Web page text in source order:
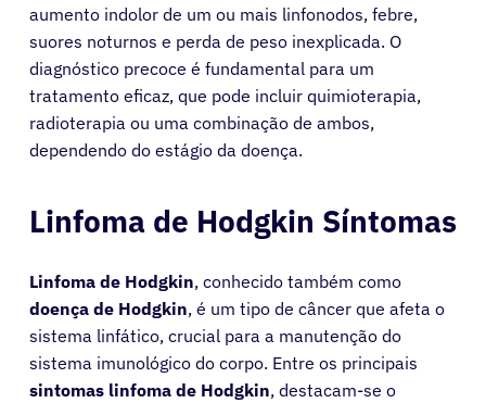
aumento indolor de um ou mais linfonodos, febre,
suores noturnos e perda de peso inexplicada. O
diagnóstico precoce é fundamental para um
tratamento eficaz, que pode incluir quimioterapia,
radioterapia ou uma combinação de ambos,
dependendo do estágio da doença.
Linfoma de Hodgkin Síntomas
Linfoma de Hodgkin, conhecido também como
doença de Hodgkin, é um tipo de câncer que afeta o
sistema linfático, crucial para a manutenção do
sistema imunológico do corpo. Entre os principais
sintomas linfoma de Hodgkin, destacam-se o